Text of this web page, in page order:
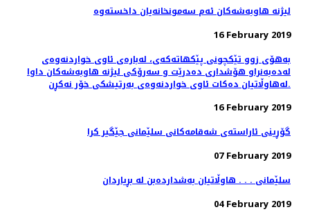
16 February 2019
به‌هۆی زوو تێكچونی پێكهاته‌كه‌ی، لەبارەی ئاوی خواردنەوەی
له‌ده‌به‌نراو هۆشداری دەدرێت و سه‌رۆكی لیژنه هاوبه‌شه‌كان داوا
له‌هاوڵاتیان ده‌كات ئاوی خواردنه‌وه‌ی به‌رتیشكی خۆر نه‌كڕن.
16 February 2019
گۆڕینی ئاراسته‌ی شه‌قامه‌كانی سلێمانی جێگیر كرا
07 February 2019
سلێمانی . . . هاوڵاتیان به‌شدارده‌بن له‌ بڕیاردان
04 February 2019